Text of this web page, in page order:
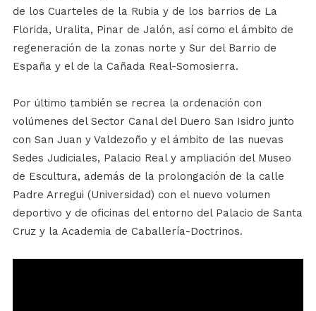
de los Cuarteles de la Rubia y de los barrios de La
Florida, Uralita, Pinar de Jalón, así como el ámbito de
regeneración de la zonas norte y Sur del Barrio de
España y el de la Cañada Real-Somosierra.
Por último también se recrea la ordenación con
volúmenes del Sector Canal del Duero San Isidro junto
con San Juan y Valdezoño y el ámbito de las nuevas
Sedes Judiciales, Palacio Real y ampliación del Museo
de Escultura, además de la prolongación de la calle
Padre Arregui (Universidad) con el nuevo volumen
deportivo y de oficinas del entorno del Palacio de Santa
Cruz y la Academia de Caballería-Doctrinos.